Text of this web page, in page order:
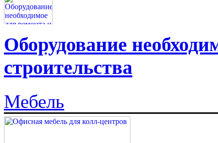
Оборудование
строительства
Мебель